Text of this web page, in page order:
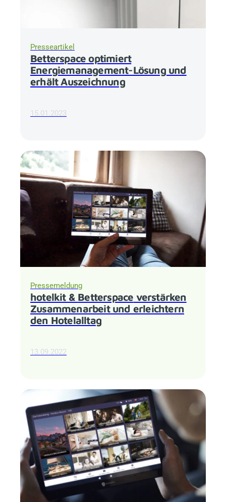
Presseartikel
Betterspace optimiert
Energiemanagement-Lösung und
erhält Auszeichnung
15.01.2023
Pressemeldung
hotelkit & Betterspace verstärken
Zusammenarbeit und erleichtern
den Hotelalltag
13.09.2022